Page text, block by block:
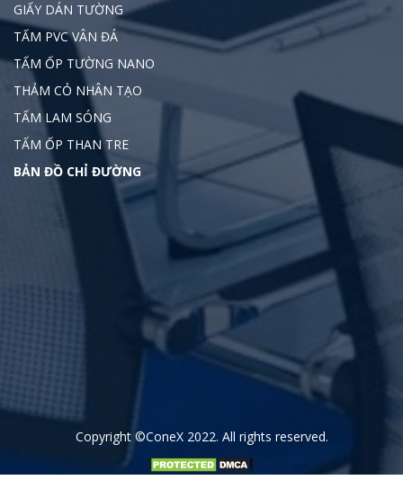
GIẤY DÁN TƯỜNG
TẤM PVC VÂN ĐÁ
TẤM ỐP TƯỜNG NANO
THẢM CỎ NHÂN TẠO
TẤM LAM SÓNG
TẤM ỐP THAN TRE
BẢN ĐỒ CHỈ ĐƯỜNG
Copyright ©ConeX 2022. All rights reserved.